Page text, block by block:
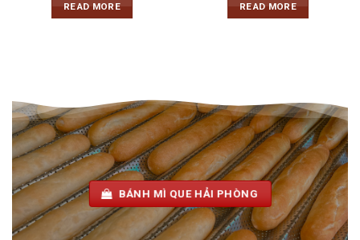
READ MORE READ MORE
BÁNH MÌ QUE HẢI PHÒNG